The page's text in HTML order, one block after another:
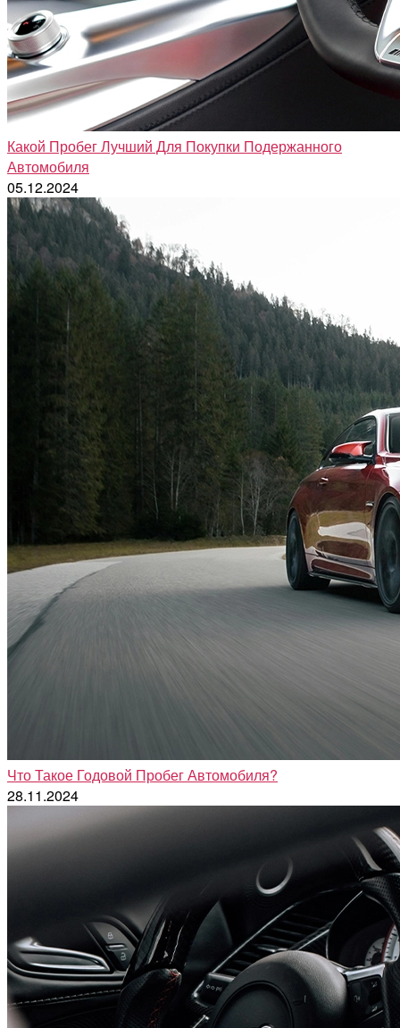
Какой Пробег Лучший Для Покупки Подержанного
Автомобиля
05.12.2024
Что Такое Годовой Пробег Автомобиля?
28.11.2024